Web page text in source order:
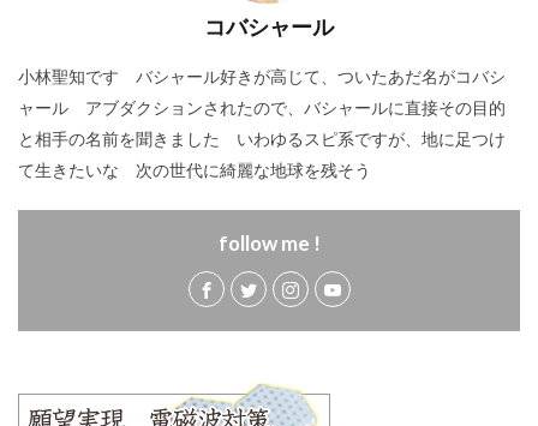
コバシャール
小林聖知です バシャール好きが高じて、ついたあだ名がコバシ
ャール アブダクションされたので、バシャールに直接その目的
と相手の名前を聞きました いわゆるスピ系ですが、地に足つけ
て生きたいな 次の世代に綺麗な地球を残そう
follow me !